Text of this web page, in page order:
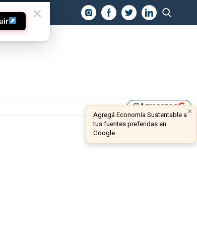
library_addAgreganos ×
Agregá Economía Sustentable a
tus fuentes preferidas en
Google